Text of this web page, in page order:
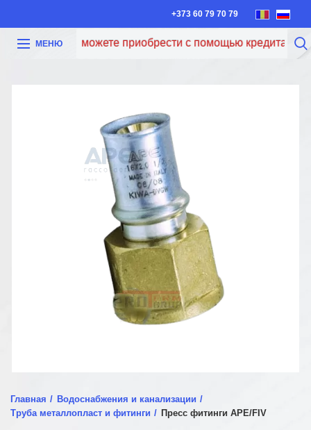
+373 60 79 70 79
МЕНЮ
Теперь вы можете приобрести с помощью кредита Iute
Главная
Водоснабжения и канализации
Труба металлопласт и фитинги
Пресс фитинги APE/FIV